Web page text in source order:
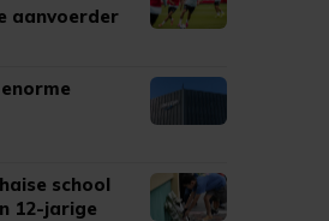
aanvoerder
school
12-jarige